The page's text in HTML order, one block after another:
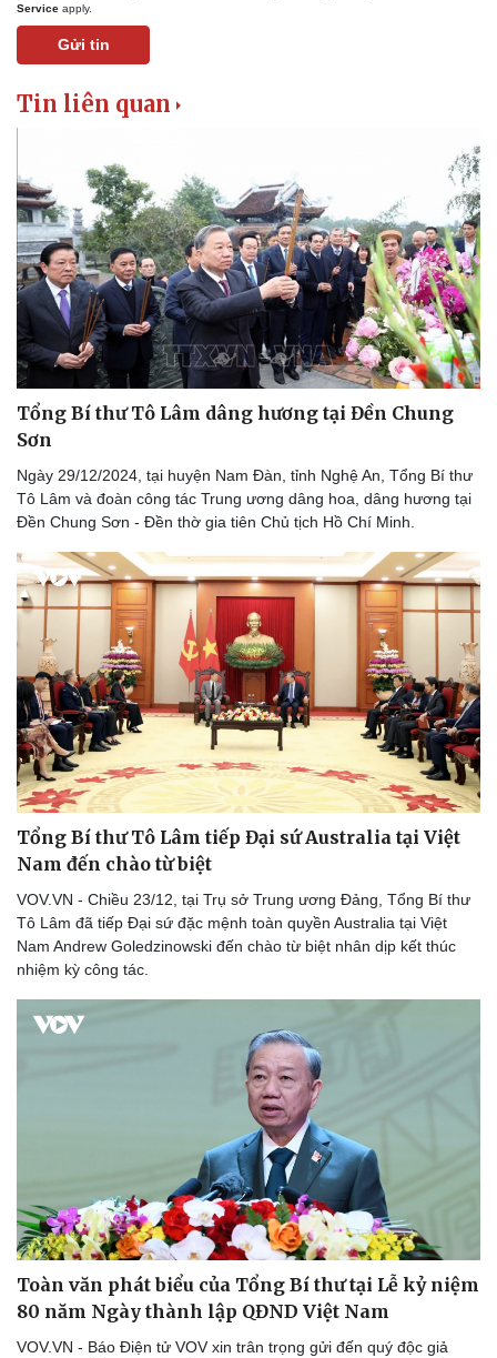
Pháp luật
Vụ án
Tư vấn luật
Thể thao
Bóng đá
Thế giới thể thao
eSports
Hậu trường
Ô tô - Xe máy
Ô tô
Tư vấn
Service apply.
Gửi tin
Tin liên quan
Tổng Bí thư Tô Lâm dâng hương tại Đền Chung
Sơn
Ngày 29/12/2024, tại huyện Nam Đàn, tỉnh Nghệ An, Tổng Bí thư
Tô Lâm và đoàn công tác Trung ương dâng hoa, dâng hương tại
Đền Chung Sơn - Đền thờ gia tiên Chủ tịch Hồ Chí Minh.
Tổng Bí thư Tô Lâm tiếp Đại sứ Australia tại Việt
Nam đến chào từ biệt
VOV.VN - Chiều 23/12, tại Trụ sở Trung ương Đảng, Tổng Bí thư
Tô Lâm đã tiếp Đại sứ đặc mệnh toàn quyền Australia tại Việt
Nam Andrew Goledzinowski đến chào từ biệt nhân dịp kết thúc
nhiệm kỳ công tác.
Toàn văn phát biểu của Tổng Bí thư tại Lễ kỷ niệm
80 năm Ngày thành lập QĐND Việt Nam
VOV.VN - Báo Điện tử VOV xin trân trọng gửi đến quý độc giả